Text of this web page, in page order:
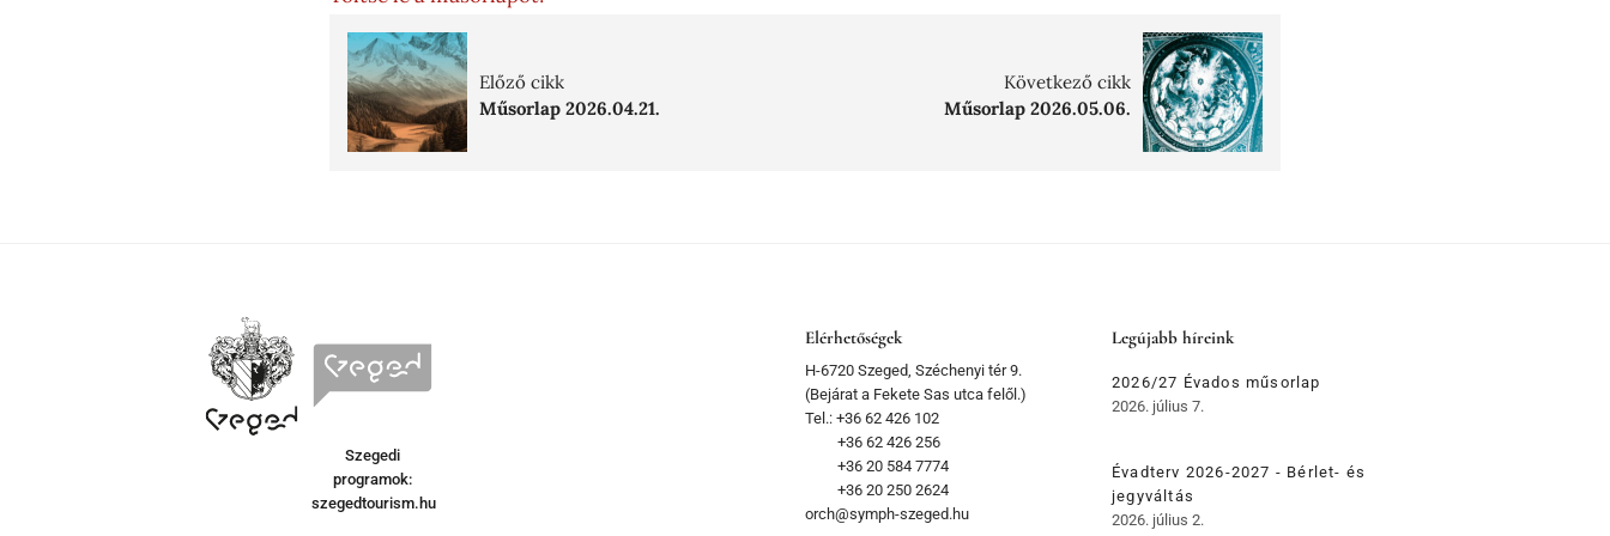
Előző cikk
Műsorlap 2026.04.21.
Következő cikk
Műsorlap 2026.05.06.
Szegedi
programok:
szegedtourism.hu
Elérhetőségek
H-6720 Szeged, Széchenyi tér 9.
(Bejárat a Fekete Sas utca felől.)
Tel.: +36 62 426 102
+36 62 426 256
+36 20 584 7774
+36 20 250 2624
orch@symph-szeged.hu
Legújabb híreink
2026/27 Évados műsorlap
2026. július 7.
Évadterv 2026-2027 - Bérlet- és
jegyváltás
2026. július 2.